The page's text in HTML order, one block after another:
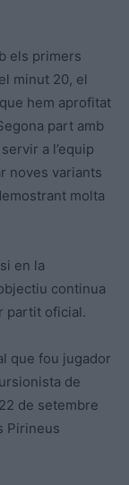
els primers
minut 20, el
hem aprofitat
part amb
a l’equip
noves variants
molta
en la
continua
partit oficial.
que fou jugador
de
de setembre
Pirineus